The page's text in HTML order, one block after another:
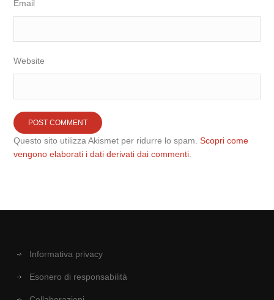
Email
Website
Questo sito utilizza Akismet per ridurre lo spam.Scopri come
vengono elaborati i dati derivati dai commenti
Informativa privacy
Esonero di responsabilità